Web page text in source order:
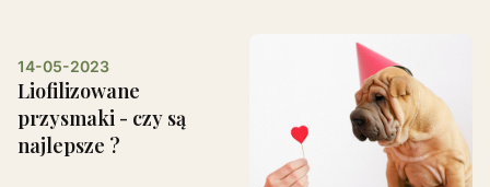
14-05-2023
Liofilizowane
przysmaki - czy są
najlepsze ?